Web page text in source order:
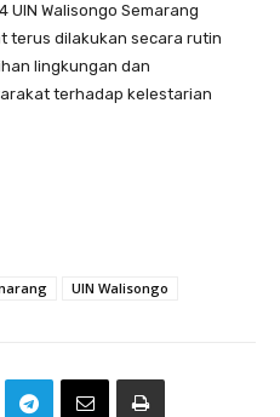
UIN Walisongo Semarang
terus dilakukan secara rutin
lingkungan dan
terhadap kelestarian
UIN Walisongo